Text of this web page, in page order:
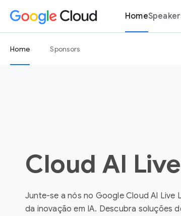
Home
Home Sponsors
Cloud AI
Junte-se a nós no Google Cloud Al Live
da inovação em IA. Descubra soluções